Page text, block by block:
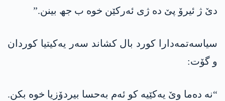
دێ ژ ئیرۆ پێ دە ژی ئەرکێن خوە ب جھ بینن.”
سیاسەتمەدارا کورد بال کشاند سەر یەکیتیا کوردان
و گۆت:
“نە دەما وێ یەکێیە کو ئەم بەحسا بیردۆزیا خوە بکن.